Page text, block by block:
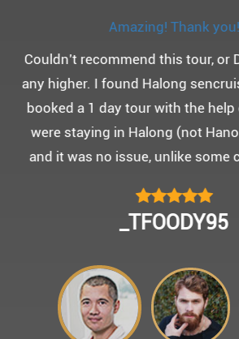
Monchery cruis, 즐거웠던 어머
어머니 환갑여행을 기념하여 하롱
루즈 여행을 다녀왔어
부모님을 모시고 가는 여행인만큼
월말에 Darian Culbert를 통해서
5성급 신식 몽쉐리 크루즈와 리무
멀미가 있으신 부모님을 배려해서
석으로 배치해주시어 고마
킹은 부모님께 멋진 추억을 만
어머니 환갑을 기념하여 몽쉐리
꽃다발과 맛있는 케잌으로 깜짝